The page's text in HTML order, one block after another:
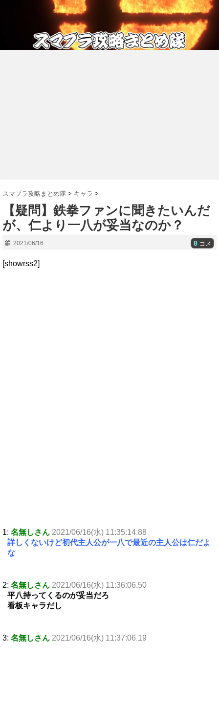
スマブラ攻略まとめ隊 > キャラ >
【疑問】鉄拳ファンに聞きたいんだ
が、仁より一八が妥当なのか？
2021/06/16 8 コメ
[showrss2]
1: 名無しさん 2021/06/16(水) 11:35:14.88
詳しくないけど初代主人公が一八で最近の主人公は仁だよ
な
2: 名無しさん 2021/06/16(水) 11:36:06.50
平八持ってくるのが妥当だろ
看板キャラだし
3: 名無しさん 2021/06/16(水) 11:37:06.19